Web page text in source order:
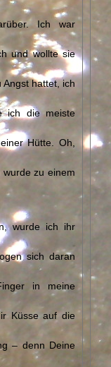
Ich war
und wollte sie
hattet, ich
ich die meiste
Hütte. Oh,
zu einem
wurde ich ihr
sich daran
in meine
Küsse auf die
– denn Deine